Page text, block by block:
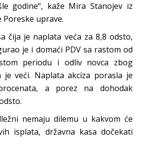
godine“, kaže Mira Stanojev iz
uprave.
čija je naplata veća za 8,8 odsto,
je i domaći PDV sa rastom od
periodu i odliv novca zbog
je veći. Naplata akciza porasla je
a porez na dohodak
nemaju dilemu u kakvom će
isplata, državna kasa dočekati